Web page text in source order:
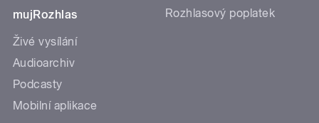
mujRozhlas
Živé vysílání
Audioarchiv
Podcasty
Mobilní aplikace
Rozhlasový poplatek